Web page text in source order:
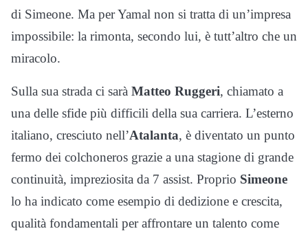
di Simeone. Ma per Yamal non si tratta di un’impresa
impossibile: la rimonta, secondo lui, è tutt’altro che un
miracolo.
Sulla sua strada ci sarà Matteo Ruggeri, chiamato a
una delle sfide più difficili della sua carriera. L’esterno
italiano, cresciuto nell’Atalanta, è diventato un punto
fermo dei colchoneros grazie a una stagione di grande
continuità, impreziosita da 7 assist. Proprio Simeone
lo ha indicato come esempio di dedizione e crescita,
qualità fondamentali per affrontare un talento come